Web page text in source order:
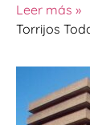
Leer más »
Torrijos